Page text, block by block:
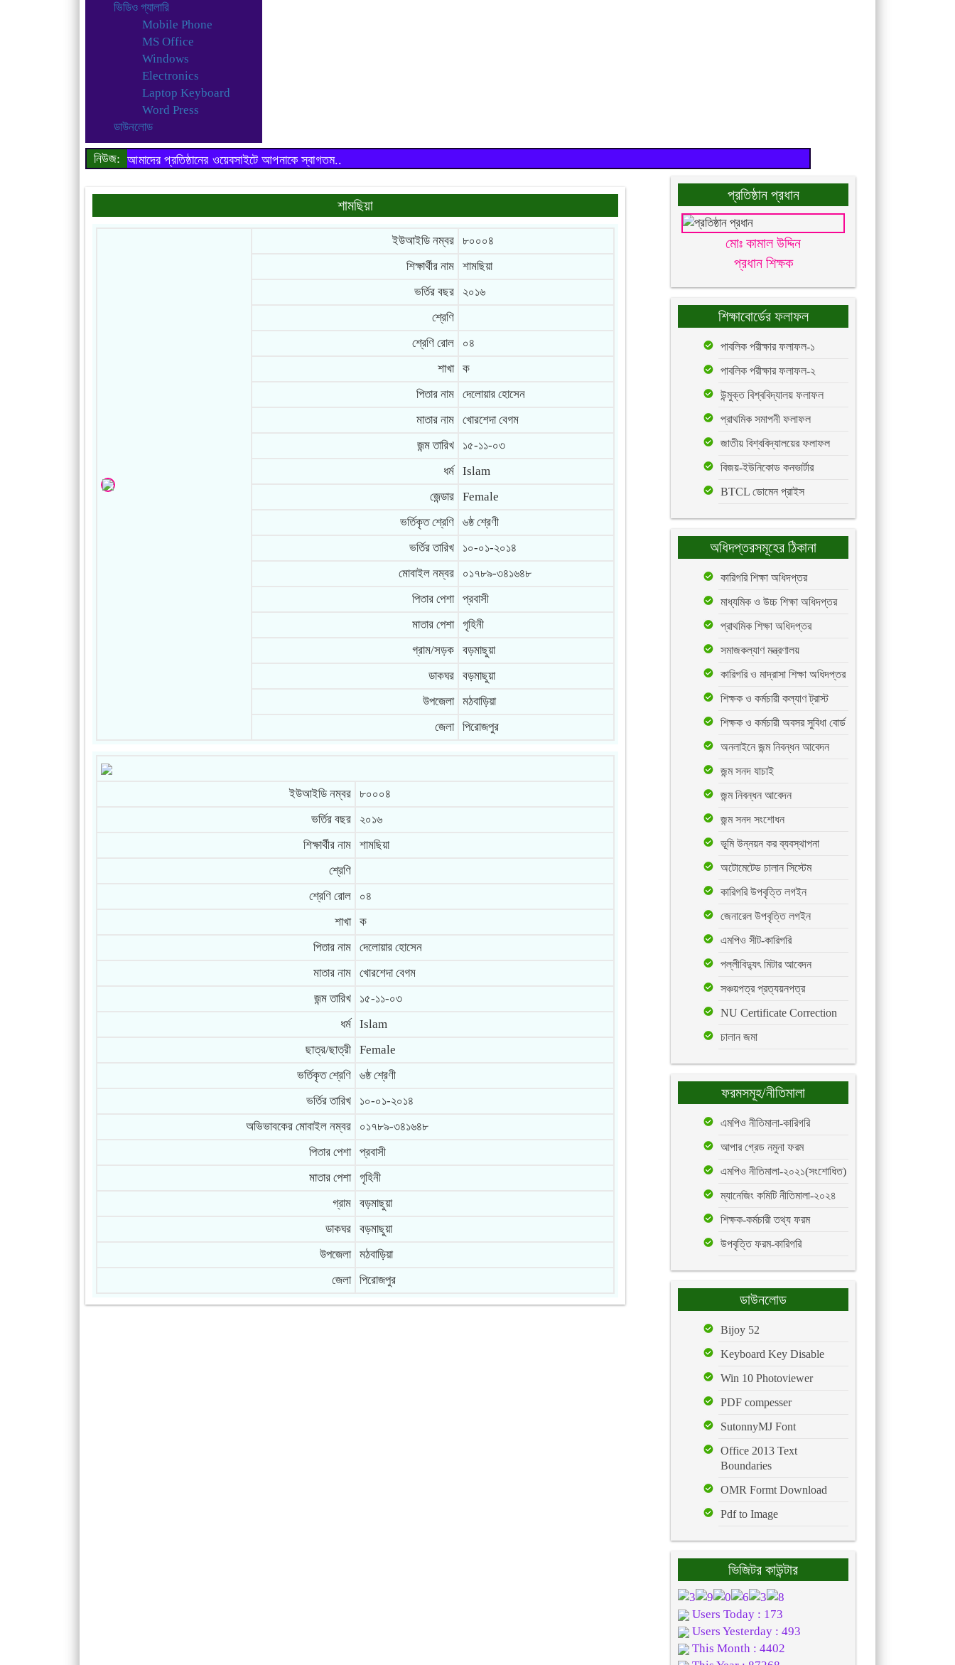
ভিডিও গ্যালারি
Mobile Phone
MS Office
Windows
Electronics
Laptop Keyboard
Word Press
ডাউনলোড
নিউজ: আমাদের প্রতিষ্ঠানের ওয়েবসাইটে আপনাকে স্বাগতম..
শামছিয়া
ইউআইডি নম্বর
৮০০০৪
শিক্ষার্থীর নাম
শামছিয়া
ভর্তির বছর
২০১৬
শ্রেণি
শ্রেণি রোল
০৪
শাখা
ক
পিতার নাম
দেলোয়ার হোসেন
মাতার নাম
খোরশেদা বেগম
জন্ম তারিখ
১৫-১১-০৩
ধর্ম
Islam
জেন্ডার
Female
ভর্তিকৃত শ্রেণি
৬ষ্ঠ শ্রেণী
ভর্তির তারিখ
১০-০১-২০১৪
মোবাইল নম্বর
০১৭৮৯-৩৪১৬৪৮
পিতার পেশা
প্রবাসী
মাতার পেশা
গৃহিনী
গ্রাম/সড়ক
বড়মাছুয়া
ডাকঘর
বড়মাছুয়া
উপজেলা
মঠবাড়িয়া
জেলা
পিরোজপুর
ইউআইডি নম্বর
৮০০০৪
ভর্তির বছর
২০১৬
শিক্ষার্থীর নাম
শামছিয়া
শ্রেণি
শ্রেণি রোল
০৪
শাখা
ক
পিতার নাম
দেলোয়ার হোসেন
মাতার নাম
খোরশেদা বেগম
জন্ম তারিখ
১৫-১১-০৩
ধর্ম
Islam
ছাত্র/ছাত্রী
Female
ভর্তিকৃত শ্রেণি
৬ষ্ঠ শ্রেণী
ভর্তির তারিখ
১০-০১-২০১৪
অভিভাবকের মোবাইল নম্বর
০১৭৮৯-৩৪১৬৪৮
পিতার পেশা
প্রবাসী
মাতার পেশা
গৃহিনী
গ্রাম
বড়মাছুয়া
ডাকঘর
বড়মাছুয়া
উপজেলা
মঠবাড়িয়া
জেলা
পিরোজপুর
প্রতিষ্ঠান প্রধান
মোঃ কামাল উদ্দিন
প্রধান শিক্ষক
শিক্ষাবোর্ডের ফলাফল
পাবলিক পরীক্ষার ফলাফল-১
পাবলিক পরীক্ষার ফলাফল-২
উন্মুক্ত বিশ্ববিদ্যালয় ফলাফল
প্রাথমিক সমাপনী ফলাফল
জাতীয় বিশ্ববিদ্যালয়ের ফলাফল
বিজয়-ইউনিকোড কনভার্টার
BTCL ডোমেন প্রাইস
অধিদপ্তরসমূহের ঠিকানা
কারিগরি শিক্ষা অধিদপ্তর
মাধ্যমিক ও উচ্চ শিক্ষা অধিদপ্তর
প্রাথমিক শিক্ষা অধিদপ্তর
সমাজকল্যাণ মন্ত্রণালয়
কারিগরি ও মাদ্রাসা শিক্ষা অধিদপ্তর
শিক্ষক ও কর্মচারী কল্যাণ ট্রাস্ট
শিক্ষক ও কর্মচারী অবসর সুবিধা বোর্ড
অনলাইনে জন্ম নিবন্ধন আবেদন
জন্ম সনদ যাচাই
জন্ম নিবন্ধন আবেদন
জন্ম সনদ সংশোধন
ভূমি উন্নয়ন কর ব্যবস্থাপনা
অটোমেটেড চালান সিস্টেম
কারিগরি উপবৃত্তি লগইন
জেনারেল উপবৃত্তি লগইন
এমপিও সীট-কারিগরি
পল্লীবিদ্যুৎ মিটার আবেদন
সঞ্চয়পত্র প্রত্যয়নপত্র
NU Certificate Correction
চালান জমা
ফরমসমূহ/নীতিমালা
এমপিও নীতিমালা-কারিগরি
আপার গ্রেড নমুনা ফরম
এমপিও নীতিমালা-২০২১(সংশোধিত)
ম্যানেজিং কমিটি নীতিমালা-২০২৪
শিক্ষক-কর্মচারী তথ্য ফরম
উপবৃত্তি ফরম-কারিগরি
ডাউনলোড
Bijoy 52
Keyboard Key Disable
Win 10 Photoviewer
PDF compesser
SutonnyMJ Font
Office 2013 Text
Boundaries
OMR Formt Download
Pdf to Image
ভিজিটর কাউন্টার
Users Today : 173
Users Yesterday : 493
This Month : 4402